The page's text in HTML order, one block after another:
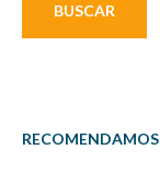
RECOMENDAMOS